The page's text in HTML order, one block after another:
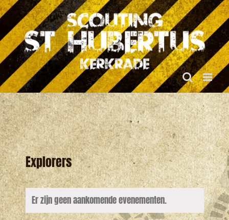
Ga
naar
inhoud
Explorers
Er zijn geen aankomende evenementen.